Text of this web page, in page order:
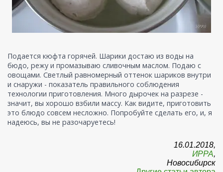
Подается кюфта горячей. Шарики достаю из воды на
бюдо, режу и промазываю сливочным маслом. Подаю с
овощами. Светлый равномерный оттенок шариков внутри
и снаружи - показатель правильного соблюдения
технологии приготовления. Много дырочек на разрезе -
значит, вы хорошо взбили массу. Как видите, приготовить
это блюдо совсем несложно. Попробуйте сделать его, и, я
надеюсь, вы не разочаруетесь!
16.01.2018,
ИРРА,
Новосибирск